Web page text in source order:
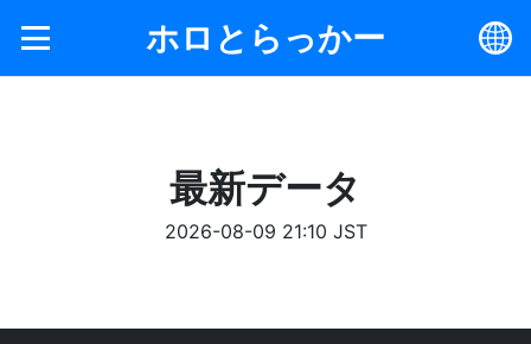
ホロとらっかー
最新データ
2026-08-09 21:10 JST